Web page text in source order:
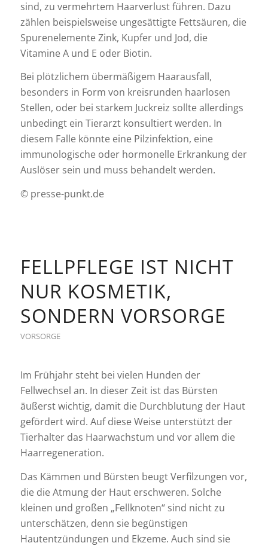
sind, zu vermehrtem Haarverlust führen. Dazu
zählen beispielsweise ungesättigte Fettsäuren, die
Spurenelemente Zink, Kupfer und Jod, die
Vitamine A und E oder Biotin.
Bei plötzlichem übermäßigem Haarausfall,
besonders in Form von kreisrunden haarlosen
Stellen, oder bei starkem Juckreiz sollte allerdings
unbedingt ein Tierarzt konsultiert werden. In
diesem Falle könnte eine Pilzinfektion, eine
immunologische oder hormonelle Erkrankung der
Auslöser sein und muss behandelt werden.
© presse-punkt.de
FELLPFLEGE IST NICHT
NUR KOSMETIK,
SONDERN VORSORGE
VORSORGE
Im Frühjahr steht bei vielen Hunden der
Fellwechsel an. In dieser Zeit ist das Bürsten
äußerst wichtig, damit die Durchblutung der Haut
gefördert wird. Auf diese Weise unterstützt der
Tierhalter das Haarwachstum und vor allem die
Haarregeneration.
Das Kämmen und Bürsten beugt Verfilzungen vor,
die die Atmung der Haut erschweren. Solche
kleinen und großen „Fellknoten“ sind nicht zu
unterschätzen, denn sie begünstigen
Hautentzündungen und Ekzeme. Auch sind sie